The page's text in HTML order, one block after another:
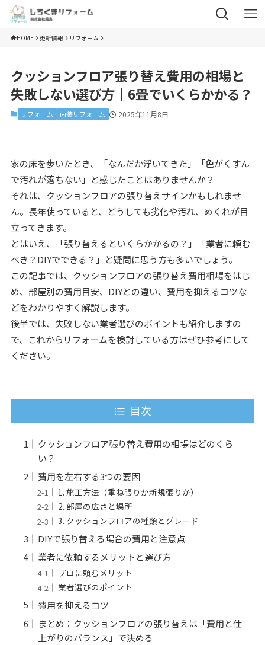
HOME 更新情報 リフォーム
クッションフロア張り替え費用の相場と
失敗しない選び方｜6畳でいくらかかる？
リフォーム 内装リフォーム 2025年11月8日
家の床を歩いたとき、「なんだか浮いてきた」「色がくすん
で汚れが落ちない」と感じたことはありませんか？
それは、クッションフロアの張り替えサインかもしれませ
ん。長年使っていると、どうしても劣化や汚れ、めくれが目
立ってきます。
とはいえ、「張り替えるといくらかかるの？」「業者に頼む
べき？DIYでできる？」と疑問に思う方も多いでしょう。
この記事では、クッションフロアの張り替え費用相場をはじ
め、部屋別の費用目安、DIYとの違い、費用を抑えるコツな
どをわかりやすく解説します。
後半では、失敗しない業者選びのポイントも紹介しますの
で、これからリフォームを検討している方はぜひ参考にして
ください。
目次
クッションフロア張り替え費用の相場はどのくら
い？
費用を左右する3つの要因
1. 施工方法（重ね張りか新規張りか）
2. 部屋の広さと場所
3. クッションフロアの種類とグレード
DIYで張り替える場合の費用と注意点
業者に依頼するメリットと選び方
プロに頼むメリット
業者選びのポイント
費用を抑えるコツ
まとめ：クッションフロアの張り替えは「費用と仕
上がりのバランス」で決める